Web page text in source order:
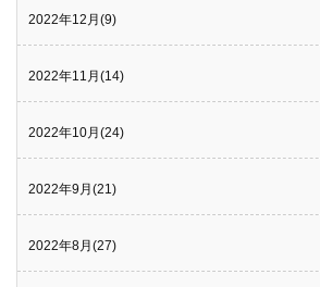
2022年12月(9)
2022年11月(14)
2022年10月(24)
2022年9月(21)
2022年8月(27)